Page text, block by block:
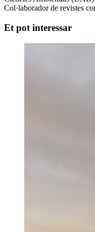
Col·laborador de revistes
Et pot interessar